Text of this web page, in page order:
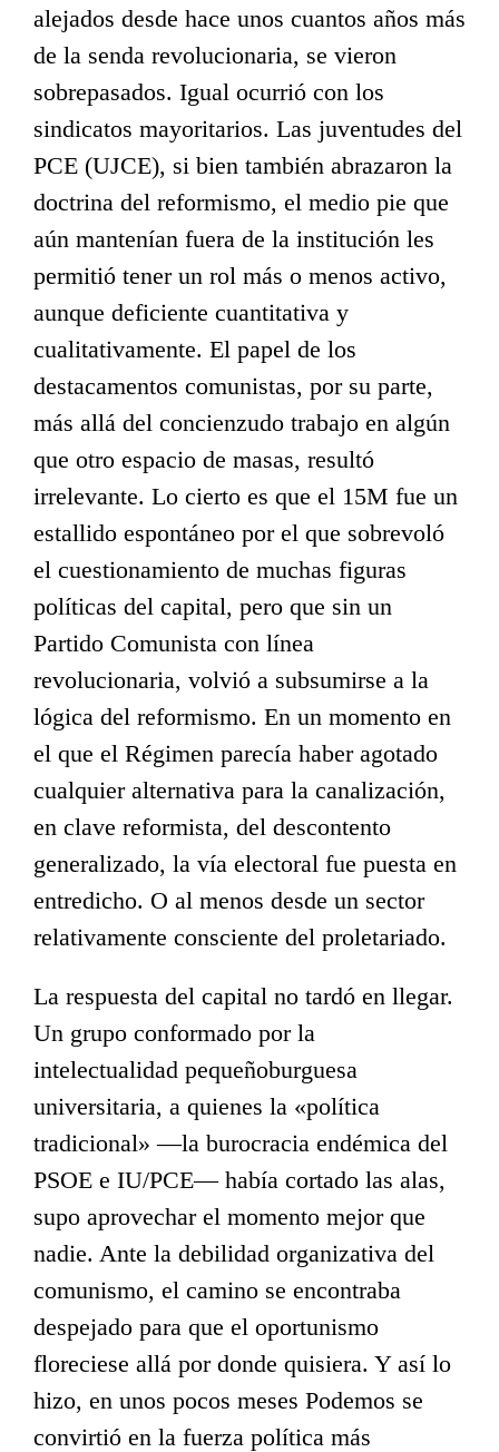
alejados desde hace unos cuantos años más
de la senda revolucionaria, se vieron
sobrepasados. Igual ocurrió con los
sindicatos mayoritarios. Las juventudes del
PCE (UJCE), si bien también abrazaron la
doctrina del reformismo, el medio pie que
aún mantenían fuera de la institución les
permitió tener un rol más o menos activo,
aunque deficiente cuantitativa y
cualitativamente. El papel de los
destacamentos comunistas, por su parte,
más allá del concienzudo trabajo en algún
que otro espacio de masas, resultó
irrelevante. Lo cierto es que el 15M fue un
estallido espontáneo por el que sobrevoló
el cuestionamiento de muchas figuras
políticas del capital, pero que sin un
Partido Comunista con línea
revolucionaria, volvió a subsumirse a la
lógica del reformismo. En un momento en
el que el Régimen parecía haber agotado
cualquier alternativa para la canalización,
en clave reformista, del descontento
generalizado, la vía electoral fue puesta en
entredicho. O al menos desde un sector
relativamente consciente del proletariado.
La respuesta del capital no tardó en llegar.
Un grupo conformado por la
intelectualidad pequeñoburguesa
universitaria, a quienes la «política
tradicional» —la burocracia endémica del
PSOE e IU/PCE— había cortado las alas,
supo aprovechar el momento mejor que
nadie. Ante la debilidad organizativa del
comunismo, el camino se encontraba
despejado para que el oportunismo
floreciese allá por donde quisiera. Y así lo
hizo, en unos pocos meses Podemos se
convirtió en la fuerza política más